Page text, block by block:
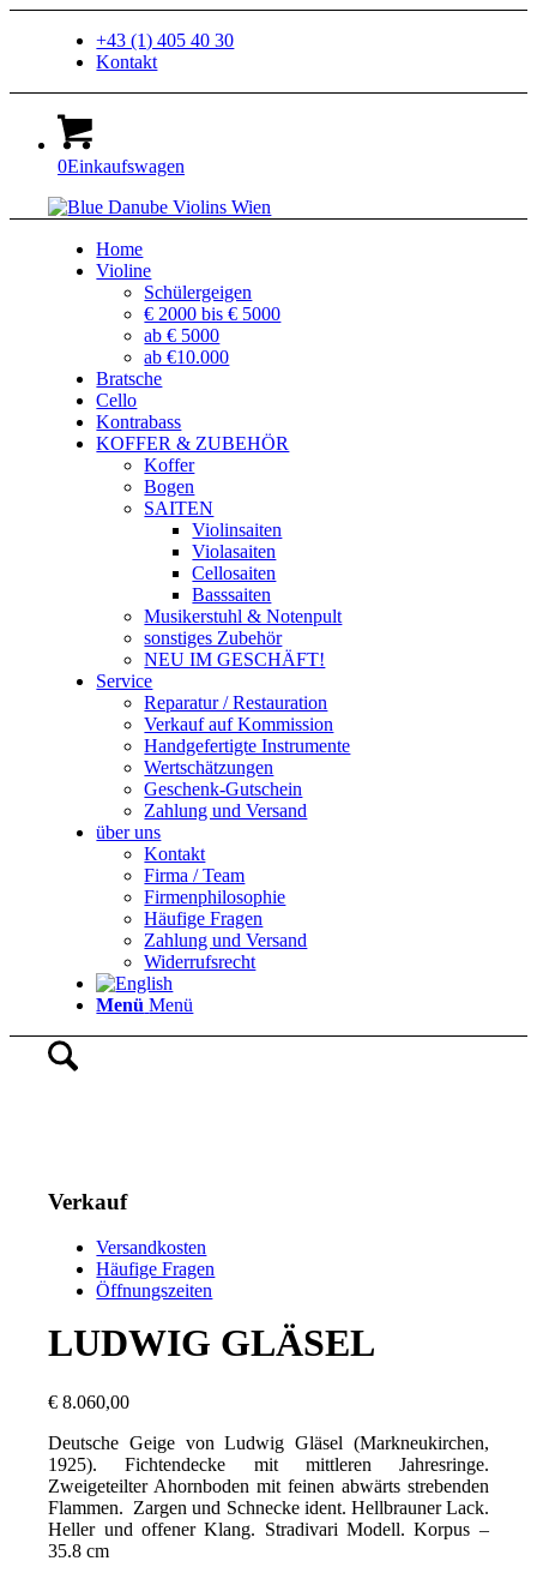
+43 (1) 405 40 30
Kontakt
0Einkaufswagen
Home
Violine
Schülergeigen
€ 2000 bis € 5000
ab € 5000
ab €10.000
Bratsche
Cello
Kontrabass
KOFFER & ZUBEHÖR
Koffer
Bogen
SAITEN
Violinsaiten
Violasaiten
Cellosaiten
Basssaiten
Musikerstuhl & Notenpult
sonstiges Zubehör
NEU IM GESCHÄFT!
Service
Reparatur / Restauration
Verkauf auf Kommission
Handgefertigte Instrumente
Wertschätzungen
Geschenk-Gutschein
Zahlung und Versand
über uns
Kontakt
Firma / Team
Firmenphilosophie
Häufige Fragen
Zahlung und Versand
Widerrufsrecht
Menü Menü
Verkauf
Versandkosten
Häufige Fragen
Öffnungszeiten
LUDWIG GLÄSEL
€ 8.060,00
Deutsche Geige von Ludwig Gläsel (Markneukirchen,
1925). Fichtendecke mit mittleren Jahresringe.
Zweigeteilter Ahornboden mit feinen abwärts strebenden
Flammen. Zargen und Schnecke ident. Hellbrauner Lack.
Heller und offener Klang. Stradivari Modell. Korpus –
35.8 cm